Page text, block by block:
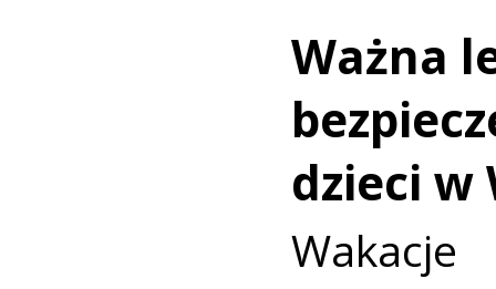
Ważna
dzieci w